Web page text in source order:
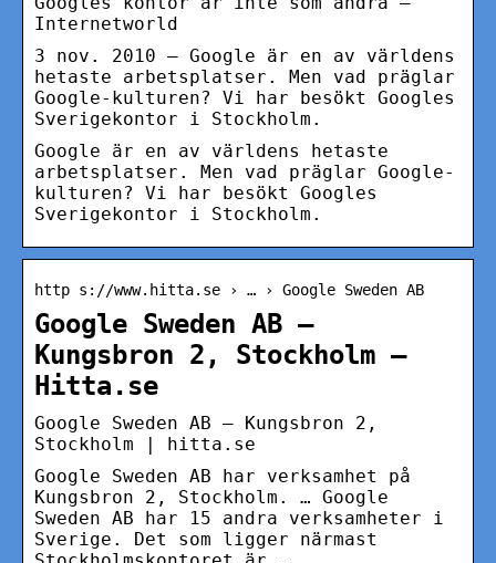
Internetworld
3 nov. 2010 — Google är en av världens
hetaste arbetsplatser. Men vad präglar
Google-kulturen? Vi har besökt Googles
Sverigekontor i Stockholm.
Google är en av världens hetaste
arbetsplatser. Men vad präglar Google-
kulturen? Vi har besökt Googles
Sverigekontor i Stockholm.
http s://www.hitta.se › … › Google Sweden AB
Google Sweden AB –
Kungsbron 2, Stockholm –
Hitta.se
Google Sweden AB – Kungsbron 2,
Stockholm | hitta.se
Google Sweden AB har verksamhet på
Kungsbron 2, Stockholm. … Google
Sweden AB har 15 andra verksamheter i
Sverige. Det som ligger närmast